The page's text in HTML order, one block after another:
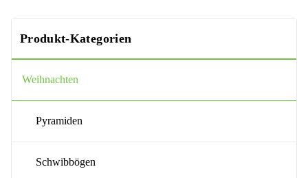
Produkt-Kategorien
Weihnachten
Pyramiden
Schwibbögen